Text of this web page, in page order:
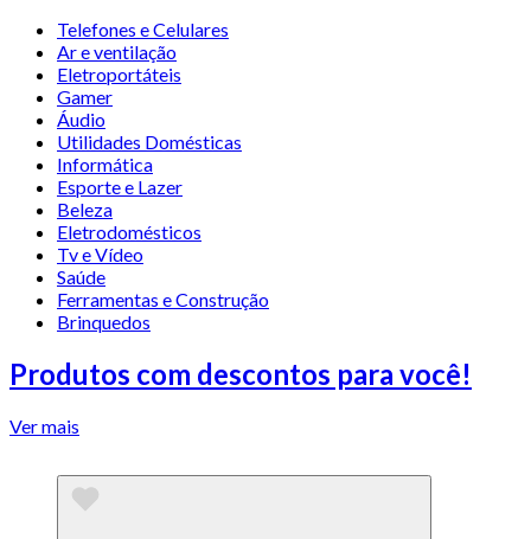
Telefones e Celulares
Ar e ventilação
Eletroportáteis
Gamer
Áudio
Utilidades Domésticas
Informática
Esporte e Lazer
Beleza
Eletrodomésticos
Tv e Vídeo
Saúde
Ferramentas e Construção
Brinquedos
Produtos com descontos para você!
Ver mais